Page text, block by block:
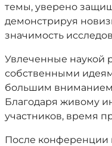
темы, уверено
демонстрируя
значимость
Увлеченные наукой
собственными
большим
Благодаря живому
участников, время
После конференции